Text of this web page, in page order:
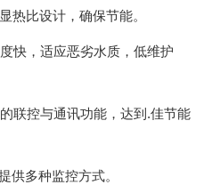
热比设计，确保节能。
快，适应恶劣水质，低维护
联控与通讯功能，达到.佳节能
供多种监控方式。